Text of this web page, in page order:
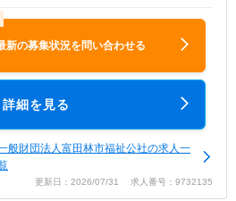
新の募集状況を問い合わせる
詳細を見る
般財団法人富田林市福祉公社の求人一
更新日：2026/07/31 求人番号：9732135